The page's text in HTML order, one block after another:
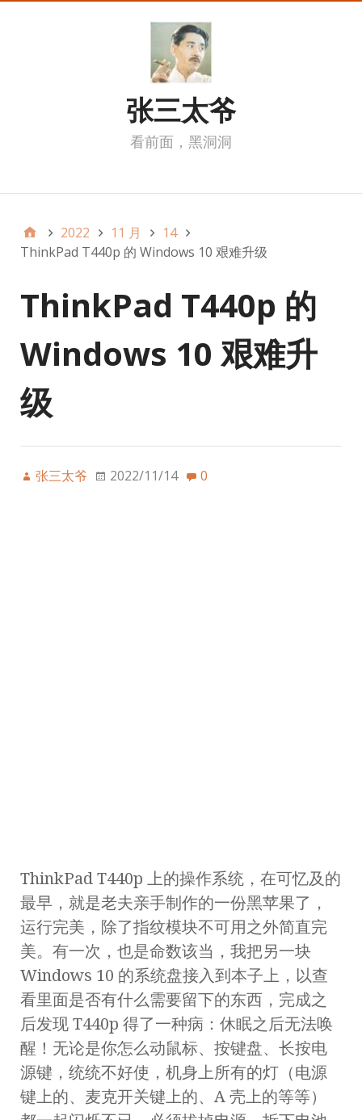
张三太爷
看前面，黑洞洞
2022 11 月
14
ThinkPad T440p 的 Windows 10 艰难升级
ThinkPad T440p 的
Windows 10 艰难升
级
张三太爷 2022/11/14 0
ThinkPad T440p 上的操作系统，在可忆及的
最早，就是老夫亲手制作的一份黑苹果了，
运行完美，除了指纹模块不可用之外简直完
美。有一次，也是命数该当，我把另一块
Windows 10 的系统盘接入到本子上，以查
看里面是否有什么需要留下的东西，完成之
后发现 T440p 得了一种病：休眠之后无法唤
醒！无论是你怎么动鼠标、按键盘、长按电
源键，统统不好使，机身上所有的灯（电源
键上的、麦克开关键上的、A 壳上的等等）